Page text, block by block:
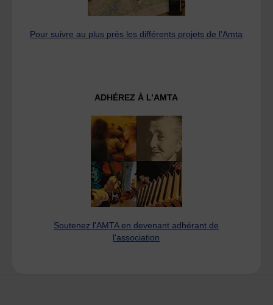
Pour suivre au plus près les différents projets de l’Amta
ADHÉREZ À L’AMTA
Soutenez l'AMTA en devenant adhérant de
l'association